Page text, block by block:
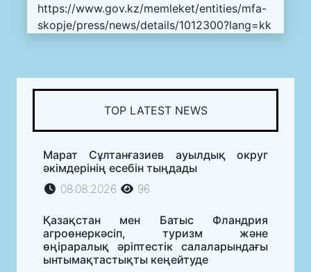
https://www.gov.kz/memleket/entities/mfa-
skopje/press/news/details/1012300?lang=kk
TOP LATEST NEWS
Марат Сұлтанғазиев ауылдық округ
әкімдерінің есебін тыңдады
08.08.2026
96
Қазақстан мен Батыс Фландрия
агроөнеркәсіп, туризм және
өңіраралық әріптестік салаларындағы
ынтымақтастықты кеңейтуде